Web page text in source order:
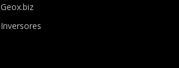
Geox.biz
Inversores